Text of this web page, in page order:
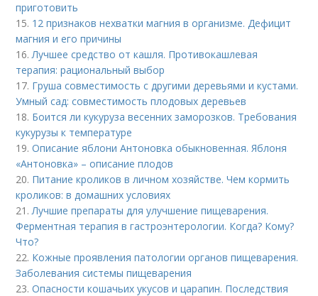
приготовить
15. 12 признаков нехватки магния в организме. Дефицит
магния и его причины
16.Лучшее средство от кашля. Противокашлевая
терапия: рациональный выбор
17. Груша совместимость с другими деревьями и кустами.
Умный сад: совместимость плодовых деревьев
18. Боится ли кукуруза весенних заморозков. Требования
кукурузы к температуре
19.Описание яблони Антоновка обыкновенная. Яблоня
«Антоновка» – описание плодов
20. Питание кроликов в личном хозяйстве. Чем кормить
кроликов: в домашних условиях
21.Лучшие препараты для улучшение пищеварения.
Ферментная терапия в гастроэнтерологии. Когда? Кому?
Что?
22. Кожные проявления патологии органов пищеварения.
Заболевания системы пищеварения
23.Опасности кошачьих укусов и царапин. Последствия